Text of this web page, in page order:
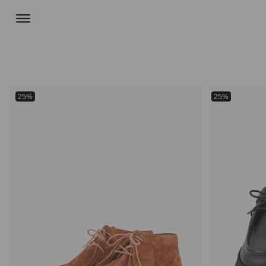
25% 25%